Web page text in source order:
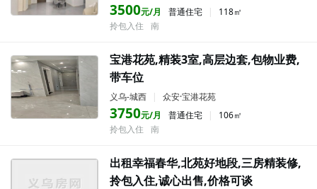
3500元/月 普通住宅 |
118㎡
拎包入住
南
宝港花苑,精装3室,高层边套,包物业费,
带车位
义乌-城西 | 众安·宝港花苑
3750元/月 普通住宅 |
106㎡
拎包入住
南
出租幸福春华,北苑好地段,三房精装修,
拎包入住,诚心出售,价格可谈